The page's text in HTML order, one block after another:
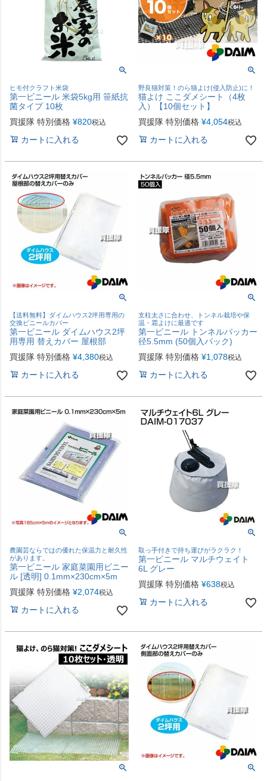
ヒモ付クラフト米袋
第一ビニール 米袋5kg用 笹紙抗
菌タイプ 10枚
買援隊 特別価格 ¥820税込
カートに入れる
野良猫対策！のら猫よけ(侵入防止)に！
猫よけ ここダメシート（4枚
入）【10個セット】
買援隊 特別価格 ¥4,054税込
カートに入れる
【送料無料】ダイムハウス2坪用専用の
交換ビニールカバー
第一ビニール ダイムハウス2坪
用専用 替えカバー 屋根部
買援隊 特別価格 ¥4,380税込
カートに入れる
支柱太さに合わせ、トンネル栽培や保
温・霜よけに最適です
第一ビニール トンネルパッカー
径5.5mm (50個入パック)
買援隊 特別価格 ¥1,078税込
カートに入れる
農園芸ならではの優れた保温力と耐久性
があります。
第一ビニール 家庭菜園用ビニー
ル [透明] 0.1mm×230cm×5m
買援隊 特別価格 ¥2,074税込
カートに入れる
取っ手付きで持ち運びがラクラク！
第一ビニール マルチウェイト
6L グレー
買援隊 特別価格 ¥638税込
カートに入れる